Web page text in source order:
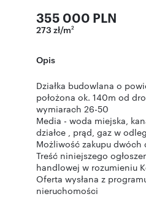
355 000 PLN
273 zł/m2
Opis
Działka budowlana o
położona ok. 140m od
wymiarach 26-50
Media - woda miejska,
działce , prąd, gaz w
Możliwość zakupu dwóch
Treść niniejszego
handlowej w rozumieniu
Oferta wysłana z
nieruchomości